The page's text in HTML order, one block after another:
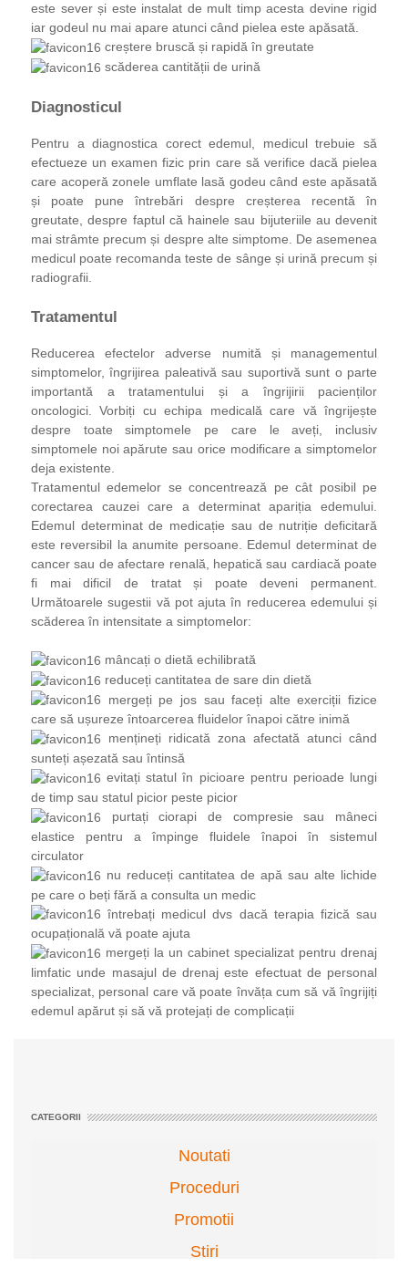
este sever și este instalat de mult timp acesta devine rigid
iar godeul nu mai apare atunci când pielea este apăsată.
creștere bruscă și rapidă în greutate
scăderea cantității de urină
Diagnosticul
Pentru a diagnostica corect edemul, medicul trebuie să
efectueze un examen fizic prin care să verifice dacă pielea
care acoperă zonele umflate lasă godeu când este apăsată
și poate pune întrebări despre creșterea recentă în
greutate, despre faptul că hainele sau bijuteriile au devenit
mai strâmte precum și despre alte simptome. De asemenea
medicul poate recomanda teste de sânge și urină precum și
radiografii.
Tratamentul
Reducerea efectelor adverse numită și managementul
simptomelor, îngrijirea paleativă sau suportivă sunt o parte
importantă a tratamentului și a îngrijirii pacienților
oncologici. Vorbiți cu echipa medicală care vă îngrijește
despre toate simptomele pe care le aveți, inclusiv
simptomele noi apărute sau orice modificare a simptomelor
deja existente.
Tratamentul edemelor se concentrează pe cât posibil pe
corectarea cauzei care a determinat apariția edemului.
Edemul determinat de medicație sau de nutriție deficitară
este reversibil la anumite persoane. Edemul determinat de
cancer sau de afectare renală, hepatică sau cardiacă poate
fi mai dificil de tratat și poate deveni permanent.
Următoarele sugestii vă pot ajuta în reducerea edemului și
scăderea în intensitate a simptomelor:
mâncați o dietă echilibrată
reduceți cantitatea de sare din dietă
mergeți pe jos sau faceți alte exerciții fizice
care să ușureze întoarcerea fluidelor înapoi către inimă
mențineți ridicată zona afectată atunci când
sunteți așezată sau întinsă
evitați statul în picioare pentru perioade lungi
de timp sau statul picior peste picior
purtați ciorapi de compresie sau mâneci
elastice pentru a împinge fluidele înapoi în sistemul
circulator
nu reduceți cantitatea de apă sau alte lichide
pe care o beți fără a consulta un medic
întrebați medicul dvs dacă terapia fizică sau
ocupațională vă poate ajuta
mergeți la un cabinet specializat pentru drenaj
limfatic unde masajul de drenaj este efectuat de personal
specializat, personal care vă poate învăța cum să vă îngrijiți
edemul apărut și să vă protejați de complicații
CATEGORII
Noutati
Proceduri
Promotii
Stiri